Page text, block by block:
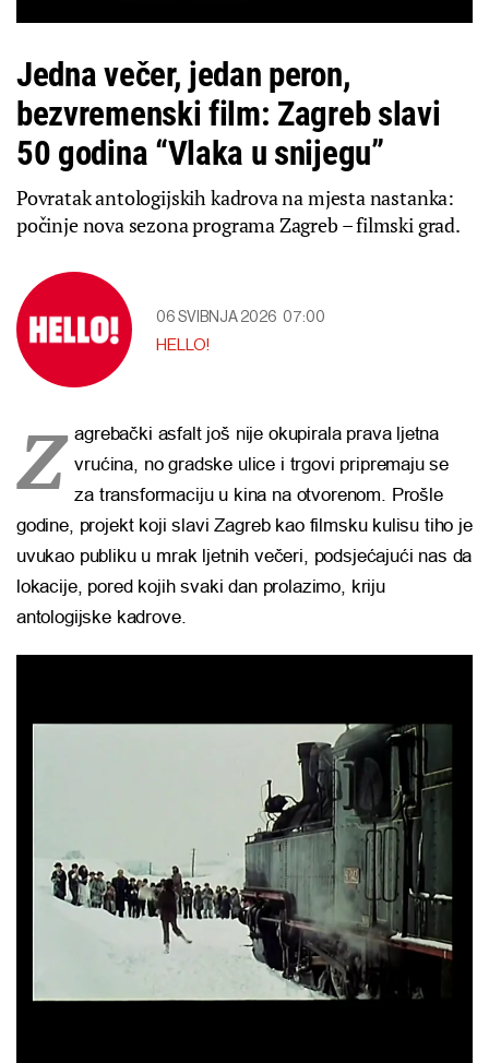
Jedna večer, jedan peron,
bezvremenski film: Zagreb slavi
50 godina “Vlaka u snijegu”
Povratak antologijskih kadrova na mjesta nastanka:
počinje nova sezona programa Zagreb – filmski grad.
06 SVIBNJA 2026 07:00
HELLO!
Z agrebački asfalt još nije okupirala prava ljetna
vrućina, no gradske ulice i trgovi pripremaju se
za transformaciju u kina na otvorenom. Prošle
godine, projekt koji slavi Zagreb kao filmsku kulisu tiho je
uvukao publiku u mrak ljetnih večeri, podsjećajući nas da
lokacije, pored kojih svaki dan prolazimo, kriju
antologijske kadrove.